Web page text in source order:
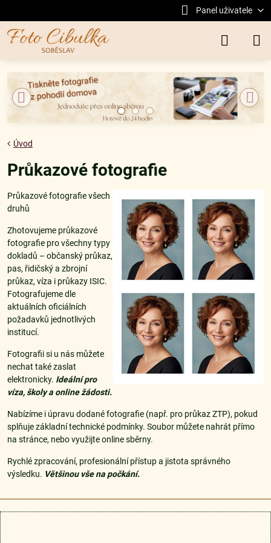
Panel uživatele
Úvod
Průkazové fotografie
Průkazové fotografie všech
druhů
Zhotovujeme průkazové
fotografie pro všechny typy
dokladů – občanský průkaz,
pas, řidičský a zbrojní
průkaz, víza i průkazy ISIC.
Fotografujeme dle
aktuálních oficiálních
požadavků jednotlivých
institucí.
Fotografii si u nás můžete
nechat také zaslat
elektronicky. Ideální pro
víza, školy a online žádosti.
Nabízíme i úpravu dodané fotografie (např. pro průkaz ZTP), pokud
splňuje základní technické podmínky. Soubor můžete nahrát přímo
na stránce, nebo využijte online sběrny.
Rychlé zpracování, profesionální přístup a jistota správného
výsledku. Většinou vše na počkání.